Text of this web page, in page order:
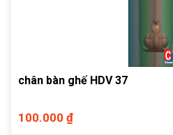
chân bàn ghế HDV 37
100.000 ₫